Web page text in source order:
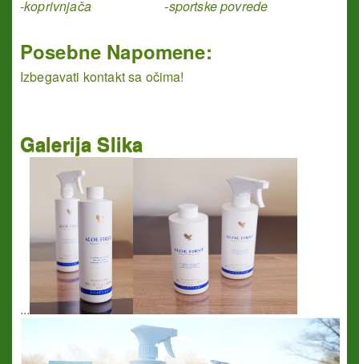
-koprivnjača -sportske povrede
Posebne Napomene:
Izbegavati kontakt sa očima!
Galerija Slika
...